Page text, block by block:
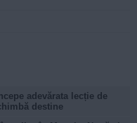
adevărata lecție de
destine